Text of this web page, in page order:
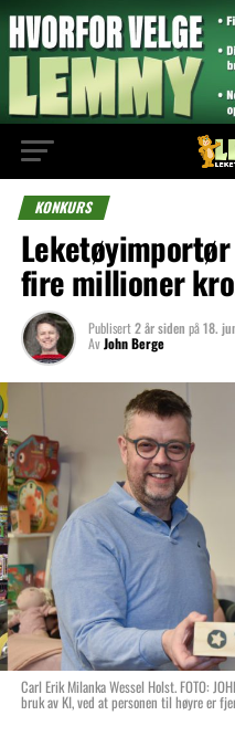
KONKURS
fire millioner
Publisert2 år siden på18.
AvJohn Berge
Carl Erik Milanka Wessel Holst. FOTO:
bruk av KI, ved at personen til høyre er